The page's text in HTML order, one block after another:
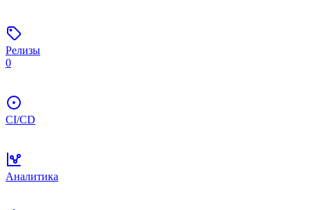
Релизы
0
CI/CD
Аналитика